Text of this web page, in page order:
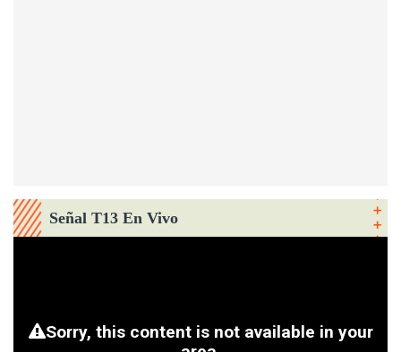
Señal T13 En Vivo